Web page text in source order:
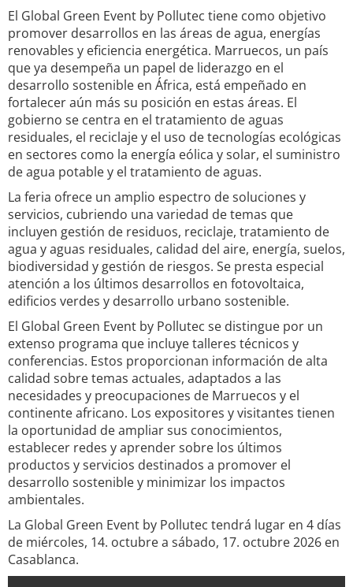
El Global Green Event by Pollutec tiene como objetivo
promover desarrollos en las áreas de agua, energías
renovables y eficiencia energética. Marruecos, un país
que ya desempeña un papel de liderazgo en el
desarrollo sostenible en África, está empeñado en
fortalecer aún más su posición en estas áreas. El
gobierno se centra en el tratamiento de aguas
residuales, el reciclaje y el uso de tecnologías ecológicas
en sectores como la energía eólica y solar, el suministro
de agua potable y el tratamiento de aguas.
La feria ofrece un amplio espectro de soluciones y
servicios, cubriendo una variedad de temas que
incluyen gestión de residuos, reciclaje, tratamiento de
agua y aguas residuales, calidad del aire, energía, suelos,
biodiversidad y gestión de riesgos. Se presta especial
atención a los últimos desarrollos en fotovoltaica,
edificios verdes y desarrollo urbano sostenible.
El Global Green Event by Pollutec se distingue por un
extenso programa que incluye talleres técnicos y
conferencias. Estos proporcionan información de alta
calidad sobre temas actuales, adaptados a las
necesidades y preocupaciones de Marruecos y el
continente africano. Los expositores y visitantes tienen
la oportunidad de ampliar sus conocimientos,
establecer redes y aprender sobre los últimos
productos y servicios destinados a promover el
desarrollo sostenible y minimizar los impactos
ambientales.
La Global Green Event by Pollutec tendrá lugar en 4 días
de miércoles, 14. octubre a sábado, 17. octubre 2026 en
Casablanca.